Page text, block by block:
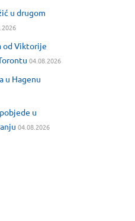
u drugom
od Viktorije
04.08.2026
u Hagenu
u
04.08.2026